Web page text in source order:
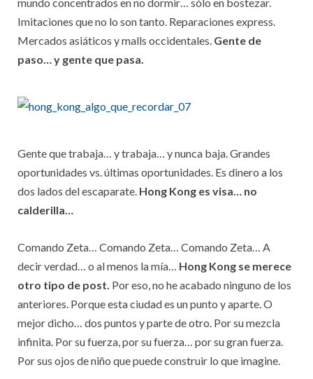
Imitaciones que no lo son tanto. Reparaciones express.
Mercados asiáticos y malls occidentales. Gente de
paso… y gente que pasa.
Gente que trabaja… y trabaja… y nunca baja. Grandes
oportunidades vs. últimas oportunidades. Es dinero a los
dos lados del escaparate. Hong Kong es visa… no
calderilla…
Comando Zeta… Comando Zeta… Comando Zeta… A
decir verdad… o al menos la mía… Hong Kong se merece
otro tipo de post. Por eso, no he acabado ninguno de los
anteriores. Porque esta ciudad es un punto y aparte. O
mejor dicho… dos puntos y parte de otro. Por su mezcla
infinita. Por su fuerza, por su fuerza… por su gran fuerza.
Por sus ojos de niño que puede construir lo que imagine.